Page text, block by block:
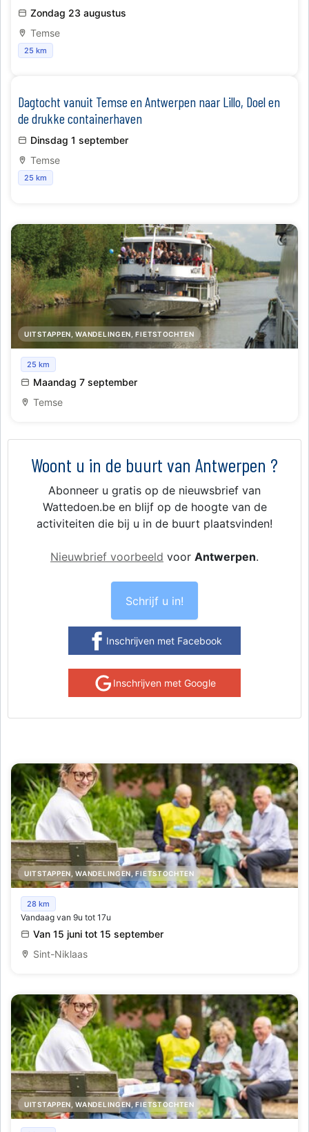
Zondag 23 augustus
Temse
25 km
​Dagtocht vanuit Temse en Antwerpen naar Lillo, Doel en
de drukke containerhaven
Dinsdag 1 september
Temse
25 km
UITSTAPPEN, WANDELINGEN, FIETSTOCHTEN
Dagtocht vanuit Temse en schelle naar hartje Mechelen
25 km
Maandag 7 september
Temse
Woont u in de buurt van Antwerpen ?
Abonneer u gratis op de nieuwsbrief van
Wattedoen.be en blijf op de hoogte van de
activiteiten die bij u in de buurt plaatsvinden!
Nieuwbrief voorbeeld voor Antwerpen.
Schrijf u in!
Inschrijven met Facebook
Inschrijven met Google
UITSTAPPEN, WANDELINGEN, FIETSTOCHTEN
Mercatorzoektocht - Op speurtocht langs historie en
avontuur
28 km
Vandaag van 9u tot 17u
Van 15 juni tot 15 september
Sint-Niklaas
UITSTAPPEN, WANDELINGEN, FIETSTOCHTEN